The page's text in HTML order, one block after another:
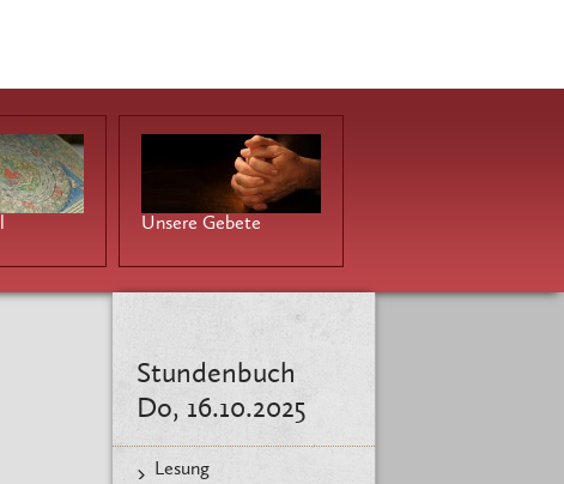
Unsere Gebete
Stundenbuch
Do, 16.10.2025
Lesung